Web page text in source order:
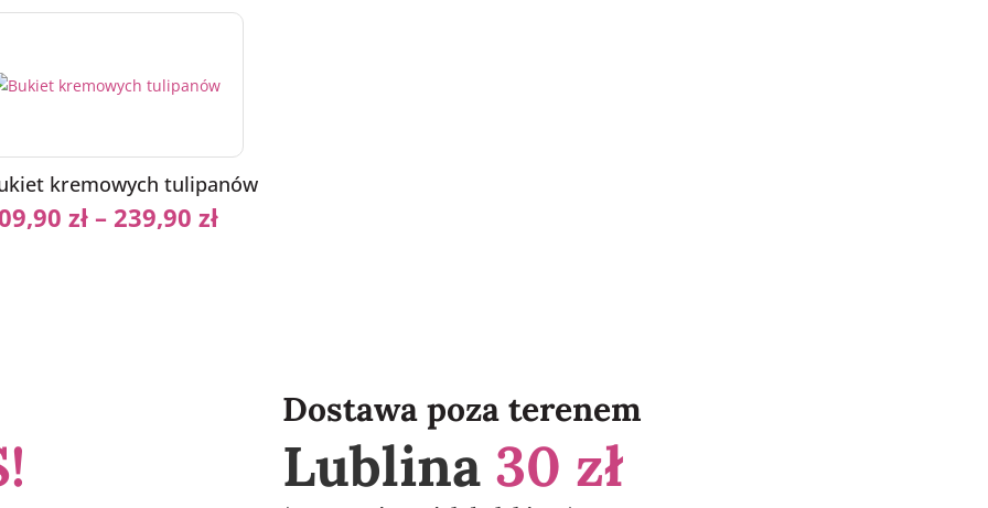
kremowych tulipanów
zł– 239,90 zł
Dostawa poza terenem
Lublina 30 zł